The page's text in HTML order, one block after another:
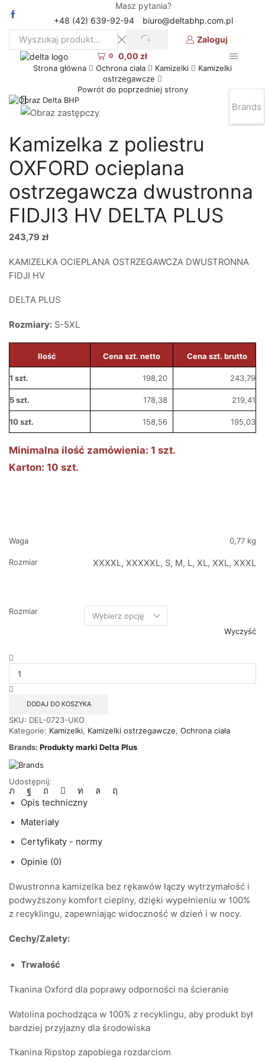
Masz pytania?
+48 (42) 639-92-94
biuro@deltabhp.com.pl
Search
input
SEARCH Zaloguj
0 0,00 zł
Strona główna Ochrona ciała Kamizelki
Kamizelki
ostrzegawcze
Powrót do poprzedniej strony
Kamizelka z poliestru
OXFORD ocieplana
ostrzegawcza dwustronna
FIDJI3 HV DELTA PLUS
243,79 zł
KAMIZELKA OCIEPLANA OSTRZEGAWCZA DWUSTRONNA
FIDJI HV
DELTA PLUS
Rozmiary: S-5XL
Ilość Cena szt. netto Cena szt. brutto
1 szt. 198,20 243,79
5 szt. 178,38 219,41
10 szt. 158,56 195,03
Minimalna ilość zamówienia: 1 szt.
Karton: 10 szt.
Waga 0,77 kg
Rozmiar XXXXL, XXXXXL, S, M, L, XL, XXL, XXXL
Rozmiar
Wyczyść
OXFORD
ostrzegawcza
dwustronna
FIDJI3
HV
DELTA
DODAJ DO KOSZYKA
SKU: DEL-0723-UKO
Kategorie: Kamizelki, Kamizelki ostrzegawcze, Ochrona ciała
Brands: Produkty marki Delta Plus
Udostępnij:
Opis techniczny
Materiały
Certyfikaty - normy
Opinie (0)
Dwustronna kamizelka bez rękawów łączy wytrzymałość i
podwyższony komfort cieplny, dzięki wypełnieniu w 100%
z recyklingu, zapewniając widoczność w dzień i w nocy.
Cechy/Zalety:
Trwałość
Tkanina Oxford dla poprawy odporności na ścieranie
Watolina pochodząca w 100% z recyklingu, aby produkt był
bardziej przyjazny dla środowiska
Tkanina Ripstop zapobiega rozdarciom
Brands